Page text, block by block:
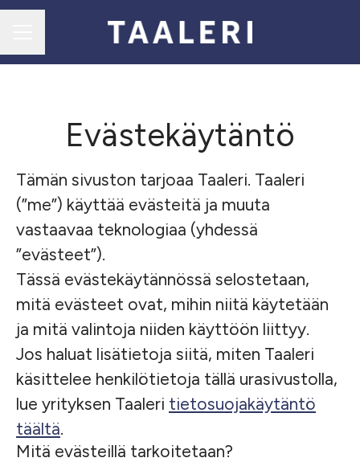
Evästekäytäntö
Tämän sivuston tarjoaa Taaleri. Taaleri
(”me”) käyttää evästeitä ja muuta
vastaavaa teknologiaa (yhdessä
”evästeet”).
Tässä evästekäytännössä selostetaan,
mitä evästeet ovat, mihin niitä käytetään
ja mitä valintoja niiden käyttöön liittyy.
Jos haluat lisätietoja siitä, miten Taaleri
käsittelee henkilötietoja tällä urasivustolla,
lue yrityksen Taaleri tietosuojakäytäntö
täältä.
Mitä evästeillä tarkoitetaan?